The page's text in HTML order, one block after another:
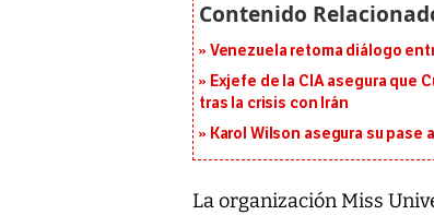
Venezuela retoma diálogo
Exjefe de la CIA asegura que
tras la crisis con Irán
Karol Wilson asegura su
La organización Miss